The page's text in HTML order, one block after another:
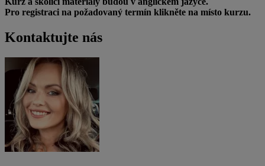
Pro registraci na požadovaný termín klikněte na místo kurzu.
Kontaktujte nás